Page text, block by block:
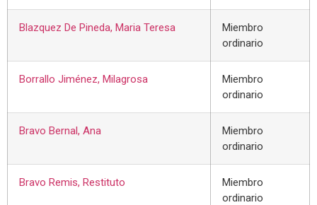
Blazquez De Pineda, Maria Teresa
Miembro
ordinario
Borrallo Jiménez, Milagrosa
Miembro
ordinario
Bravo Bernal, Ana
Miembro
ordinario
Bravo Remis, Restituto
Miembro
ordinario